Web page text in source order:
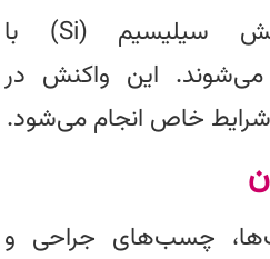
سیلیکون‌ها از واکنش سیلیسیم (Si) با
می‌شوند. این واکنش در
شرایط خاص انجام می‌شود.
چسب‌های جراحی و